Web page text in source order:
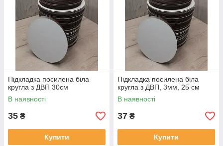
Підкладка посилена біла
кругла з ДВП 30см
В наявності
35 ₴
Купити
Підкладка посилена біла
кругла з ДВП, 3мм, 25 см
В наявності
37 ₴
Купити